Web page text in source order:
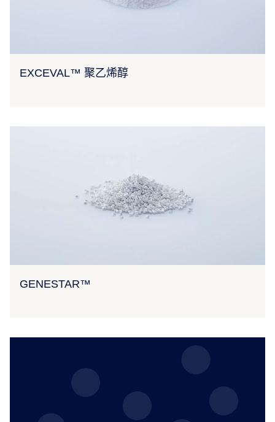
EXCEVAL™ 聚乙烯醇
GENESTAR™